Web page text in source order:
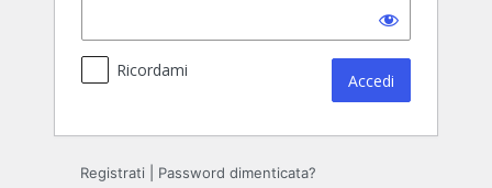
Ricordami
Registrati Password dimenticata?